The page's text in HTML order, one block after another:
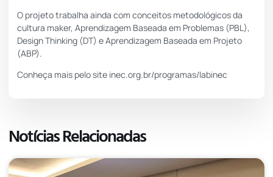
O projeto trabalha ainda com conceitos metodológicos da
cultura maker, Aprendizagem Baseada em Problemas (PBL),
Design Thinking (DT) e Aprendizagem Baseada em Projeto
(ABP).
Conheça mais pelo site inec.org.br/programas/labinec
Notícias Relacionadas